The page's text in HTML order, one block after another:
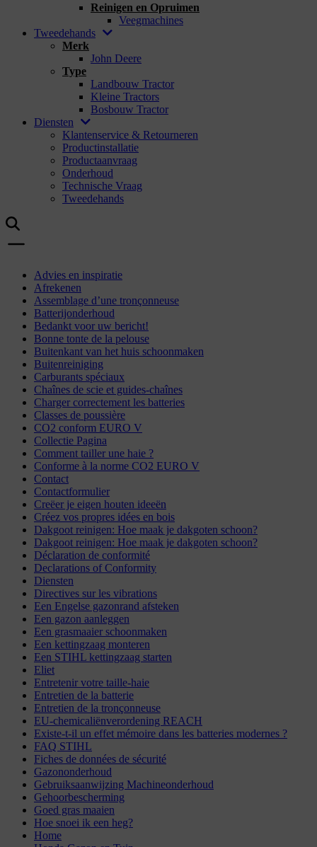
Reinigen en Opruimen
Veegmachines
Tweedehands
Merk
John Deere
Type
Landbouw Tractor
Kleine Tractors
Bosbouw Tractor
Diensten
Klantenservice & Retourneren
Productinstallatie
Productaanvraag
Onderhoud
Technische Vraag
Tweedehands
Advies en inspiratie
Afrekenen
Assemblage d’une tronçonneuse
Batterijonderhoud
Bedankt voor uw bericht!
Bonne tonte de la pelouse
Buitenkant van het huis schoonmaken
Buitenreiniging
Carburants spéciaux
Chaînes de scie et guides-chaînes
Charger correctement les batteries
Classes de poussière
CO2 conform EURO V
Collectie Pagina
Comment tailler une haie ?
Conforme à la norme CO2 EURO V
Contact
Contactformulier
Creëer je eigen houten ideeën
Créez vos propres idées en bois
Dakgoot reinigen: Hoe maak je dakgoten schoon?
Dakgoot reinigen: Hoe maak je dakgoten schoon?
Déclaration de conformité
Declarations of Conformity
Diensten
Directives sur les vibrations
Een Engelse gazonrand afsteken
Een gazon aanleggen
Een grasmaaier schoonmaken
Een kettingzaag monteren
Een STIHL kettingzaag starten
Eliet
Entretenir votre taille-haie
Entretien de la batterie
Entretien de la tronçonneuse
EU-chemicaliënverordening REACH
Existe-t-il un effet mémoire dans les batteries modernes ?
FAQ STIHL
Fiches de données de sécurité
Gazononderhoud
Gebruiksaanwijzing Machineonderhoud
Gehoorbescherming
Goed gras maaien
Hoe snoei ik een heg?
Home